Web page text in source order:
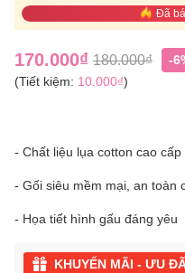
Đã
170.000₫ 180.000₫
-
(Tiết kiệm: 10.000₫)
- Chất liệu lụa cotton cao cấp
- Gối siêu mềm mại, an toàn
- Họa tiết hình gấu đáng yêu
KHUYẾN MÃI - ƯU